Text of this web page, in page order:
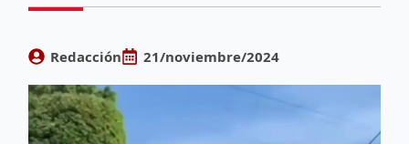
Redacción 21/noviembre/2024